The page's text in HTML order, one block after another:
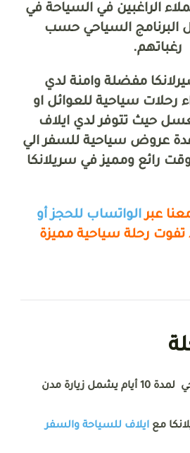
الراغبين في السياحة في
البرنامج السياحي حسب
رغباتهم.
مفضلة وامنة لدي
رحلات سياحية للعوائل او
حيث تتوفر لدي ايلاف
عروض سياحية للسفر الي
رائع ومميز في سريلانكا
عبرالواتساب للحجز أو
تفوت رحلة سياحية مميزة
برنامج سيرلانكا السياحي لمدة 10 أيام يشمل زيارة مدن
مع ايلاف للسياحة والسفر